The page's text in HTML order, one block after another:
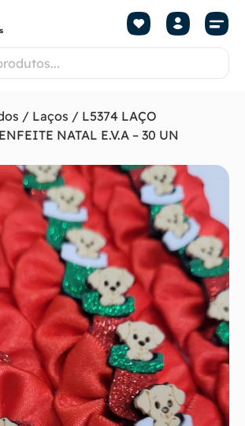
/ Laços / L5374 LAÇO
NATAL E.V.A – 30 UN